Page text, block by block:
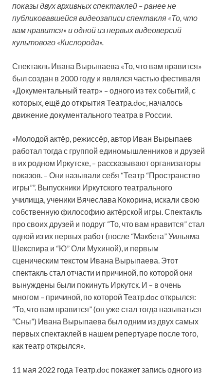
показы двух архивных спектаклей – ранее не
публиковавшейся видеозаписи спектакля «То, что
вамнравится» и одной из первых видеоверсий
культового «Кислорода».
Спектакль Ивана Вырыпаева «То, что вам нравится»
был создан в 2000 году и являлся частью фестиваля
«Документальный театр» – одного из тех событий, с
которых, ещё до открытия Театра.doc, началось
движение документального театра в России.
«Молодой актёр, режиссёр, автор Иван Вырыпаев
работал тогда с группой единомышленников и друзей
в их родном Иркутске, – рассказывают организаторы
показов. – Они называли себя “Театр “Пространство
игры””. Выпускники Иркутского театрального
училища, ученики Вячеслава Кокорина, искали свою
собственную философию актёрской игры. Спектакль
про своих друзей и подруг “То, что вам нравится” стал
одной из их первых работ (после “Макбета” Уильяма
Шекспира и “Ю” Оли Мухиной), и первым
сценическим текстом Ивана Вырыпаева. Этот
спектакль стал отчасти и причиной, по которой они
вынуждены были покинуть Иркутск. И – в очень
многом – причиной, по которой Театр.doc открылся:
“То, что вам нравится” (он уже стал тогда называться
“Сны”) Ивана Вырыпаева был одним из двух самых
первых спектаклей в нашем репертуаре после того,
как театр открылся».
11 мая 2022 года Театр.doc покажет запись одного из